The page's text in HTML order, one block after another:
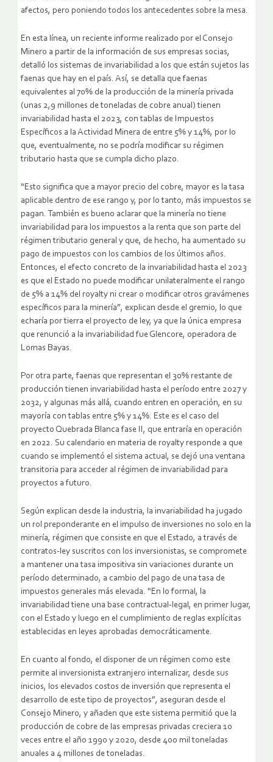
afectos, pero poniendo todos los antecedentes sobre la mesa.
En esta línea, un reciente informe realizado por el Consejo
Minero a partir de la información de sus empresas socias,
detalló los sistemas de invariabilidad a los que están sujetos las
faenas que hay en el país. Así, se detalla que faenas
equivalentes al 70% de la producción de la minería privada
(unas 2,9 millones de toneladas de cobre anual) tienen
invariabilidad hasta el 2023, con tablas de Impuestos
Específicos a la Actividad Minera de entre 5% y 14%, por lo
que, eventualmente, no se podría modificar su régimen
tributario hasta que se cumpla dicho plazo.
“Esto significa que a mayor precio del cobre, mayor es la tasa
aplicable dentro de ese rango y, por lo tanto, más impuestos se
pagan. También es bueno aclarar que la minería no tiene
invariabilidad para los impuestos a la renta que son parte del
régimen tributario general y que, de hecho, ha aumentado su
pago de impuestos con los cambios de los últimos años.
Entonces, el efecto concreto de la invariabilidad hasta el 2023
es que el Estado no puede modificar unilateralmente el rango
de 5% a 14% del royalty ni crear o modificar otros gravámenes
específicos para la minería”, explican desde el gremio, lo que
echaría por tierra el proyecto de ley, ya que la única empresa
que renunció a la invariabilidad fue Glencore, operadora de
Lomas Bayas.
Por otra parte, faenas que representan el 30% restante de
producción tienen invariabilidad hasta el período entre 2027 y
2032, y algunas más allá, cuando entren en operación, en su
mayoría con tablas entre 5% y 14%. Este es el caso del
proyecto Quebrada Blanca fase II, que entraría en operación
en 2022. Su calendario en materia de royalty responde a que
cuando se implementó el sistema actual, se dejó una ventana
transitoria para acceder al régimen de invariabilidad para
proyectos a futuro.
Según explican desde la industria, la invariabilidad ha jugado
un rol preponderante en el impulso de inversiones no solo en la
minería, régimen que consiste en que el Estado, a través de
contratos-ley suscritos con los inversionistas, se compromete
a mantener una tasa impositiva sin variaciones durante un
período determinado, a cambio del pago de una tasa de
impuestos generales más elevada. “En lo formal, la
invariabilidad tiene una base contractual-legal, en primer lugar,
con el Estado y luego en el cumplimiento de reglas explícitas
establecidas en leyes aprobadas democráticamente.
En cuanto al fondo, el disponer de un régimen como este
permite al inversionista extranjero internalizar, desde sus
inicios, los elevados costos de inversión que representa el
desarrollo de este tipo de proyectos”, aseguran desde el
Consejo Minero, y añaden que este sistema permitió que la
producción de cobre de las empresas privadas creciera 10
veces entre el año 1990 y 2020, desde 400 mil toneladas
anuales a 4 millones de toneladas.